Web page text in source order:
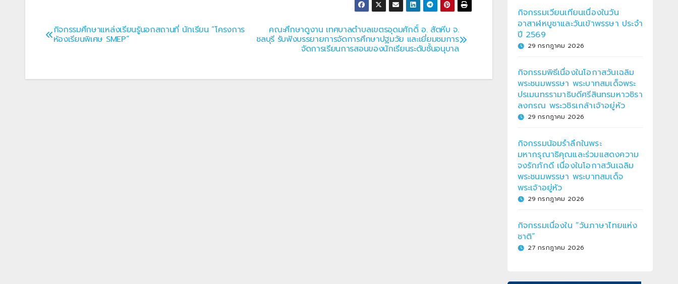
แนะแนว
คณะศึกษาดูงาน เทศบาลตำบลเขตรอุดมศักดิ์ อ. สัตหีบ จ.
ชลบุรี รับฟังบรรยายการจัดการศึกษาปฐมวัย และเยี่ยมชมการ
จัดการเรียนการสอนของนักเรียนระดับชั้นอนุบาล
กิจกรรมศึกษาแหล่งเรียนรู้นอกสถานที่ นักเรียน “โครงการ
ห้องเรียนพิเศษ SMEP”
กิจกรรมเวียนเทียนเนื่องในวัน
อาสาฬหบูชาและวันเข้าพรรษา ประจำ
ปี 2569
29 กรกฎาคม 2026
กิจกรรมพิธีเนื่องในโอกาสวันเฉลิม
พระชนมพรรษา พระบาทสมเด็จพระ
ปรเมนทรรามาธิบดีศรีสินทรมหาวชิรา
ลงกรณ พระวชิรเกล้าเจ้าอยู่หัว
29 กรกฎาคม 2026
กิจกรรมน้อมรำลึกในพระ
มหากรุณาธิคุณและร่วมแสดงความ
จงรักภักดี เนื่องในโอกาสวันเฉลิม
พระชนมพรรษา พระบาทสมเด็จ
พระเจ้าอยู่หัว
29 กรกฎาคม 2026
กิจกรรมเนื่องใน “วันภาษาไทยแห่ง
ชาติ”
27 กรกฎาคม 2026